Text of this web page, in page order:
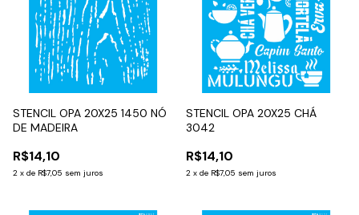
STENCIL OPA 20X25 1450 NÓ
DE MADEIRA
R$14,10
2 x de R$7,05 sem juros
STENCIL OPA 20X25 CHÁ
3042
R$14,10
2 x de R$7,05 sem juros